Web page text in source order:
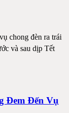
chong đèn ra trái
và sau dịp Tết
Đem Đến Vụ